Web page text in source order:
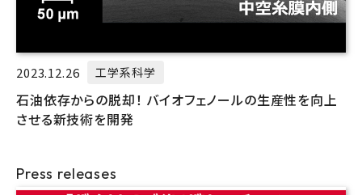
2023.12.26 工学系科学
石油依存からの脱却！ バイオフェノールの生産性を向上
させる新技術を開発
Press releases